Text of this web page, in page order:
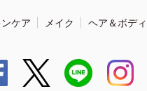
ケア メイク ヘア＆ボディ